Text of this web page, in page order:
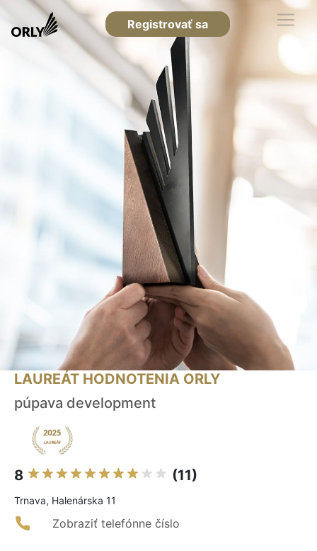
Registrovať sa
LAUREÁT HODNOTENIA ORLY
púpava development
8 (11)
Trnava, Halenárska 11
Zobraziť telefónne číslo